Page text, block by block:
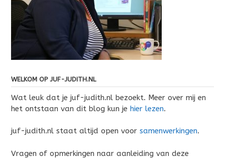
WELKOM OP JUF-JUDITH.NL
Wat leuk dat je juf-judith.nl bezoekt. Meer over mij en
het ontstaan van dit blog kun je hier lezen.
juf-judith.nl staat altijd open voor samenwerkingen.
Vragen of opmerkingen naar aanleiding van deze